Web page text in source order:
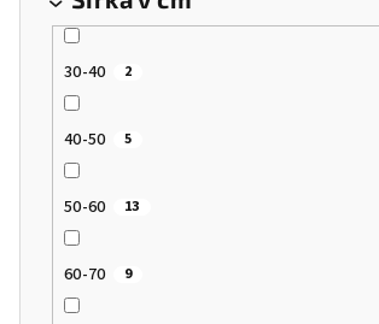
30-40 2
40-50 5
50-60 13
60-70 9